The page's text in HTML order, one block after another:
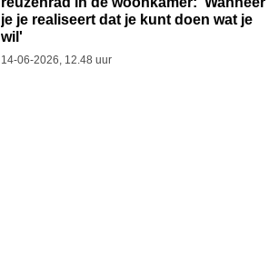
je je realiseert dat je kunt doen wat je
wil'
14-06-2026, 12.48 uur